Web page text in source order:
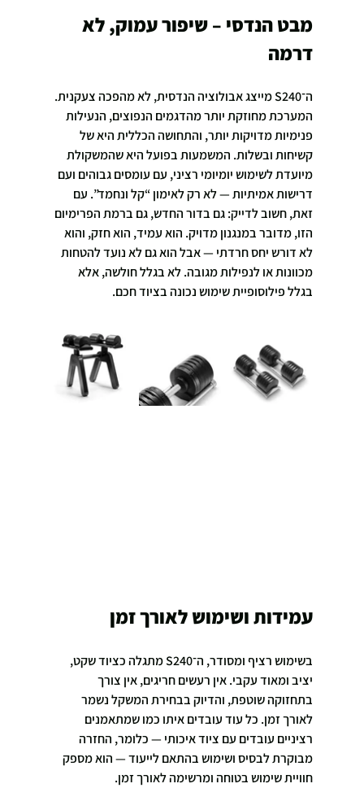
מבט הנדסי – שיפור עמוק, לא
דרמה
ה־S240 מייצג אבולוציה הנדסית, לא מהפכה צעקנית.
המערכת מחוזקת יותר מהדגמים הנפוצים, הנעילות
פנימיות מדויקות יותר, והתחושה הכללית היא של
קשיחות ובשלות. המשמעות בפועל היא שהמשקולת
מיועדת לשימוש יומיומי רציני, עם עומסים גבוהים ועם
דרישות אמיתיות — לא רק לאימון “קל ונחמד”. עם
זאת, חשוב לדייק: גם בדור החדש, גם ברמת הפרימיום
הזו, מדובר במנגנון מדויק. הוא עמיד, הוא חזק, והוא
לא דורש יחס חרדתי — אבל הוא גם לא נועד להטחות
מכוונות או לנפילות מגובה. לא בגלל חולשה, אלא
בגלל פילוסופיית שימוש נכונה בציוד חכם.
עמידות ושימוש לאורך זמן
בשימוש רציף ומסודר, ה־S240 מתגלה כציוד שקט,
יציב ומאוד עקבי. אין רעשים חריגים, אין צורך
בתחזוקה שוטפת, והדיוק בבחירת המשקל נשמר
לאורך זמן. כל עוד עובדים איתו כמו שמתאמנים
רציניים עובדים עם ציוד איכותי — כלומר, החזרה
מבוקרת לבסיס ושימוש בהתאם לייעוד — הוא מספק
חוויית שימוש בטוחה ומרשימה לאורך זמן.